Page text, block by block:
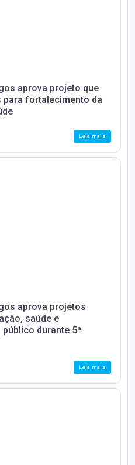
aprova projeto que
para fortalecimento da
Leia mais
aprova projetos
saúde e
durante 5ª
Leia mais